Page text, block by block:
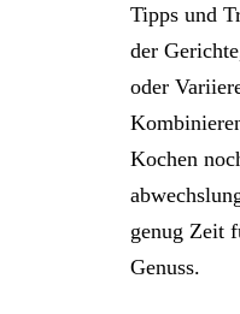
Tipps und
der
oder
Kochen
genug Zeit
Genuss.